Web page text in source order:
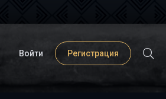
Войти Регистрация